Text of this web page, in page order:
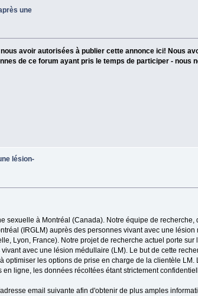
une
avoir autorisées à publier cette annonce ici! Nous
de ce forum ayant pris le temps de participer - nous
lésion-
à Montréal (Canada). Notre équipe de recherche,
(IRGLM) auprès des personnes vivant avec une
Lyon, France). Notre projet de recherche actuel porte sur
avec une lésion médullaire (LM). Le but de cette
les options de prise en charge de la clientèle LM.
ligne, les données récoltées étant strictement
email suivante afin d'obtenir de plus amples